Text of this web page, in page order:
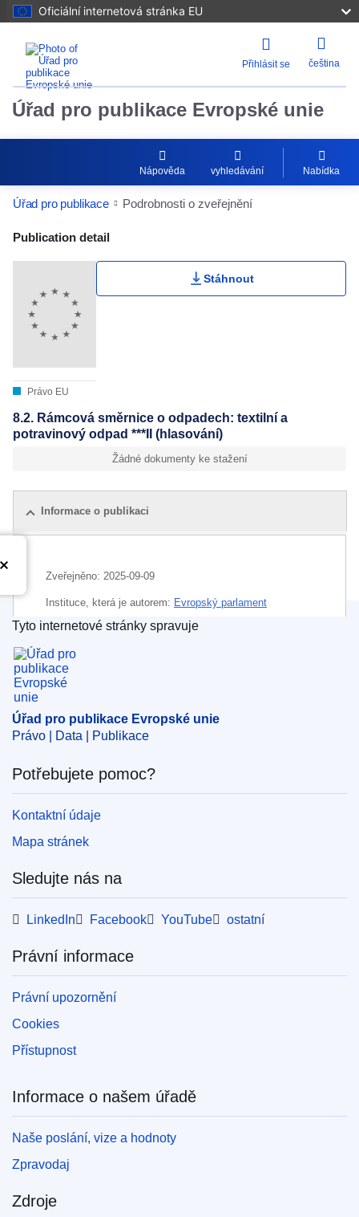
Oficiální internetová stránka EU
Přihlásit se čeština
Úřad pro publikace Evropské unie
Nápověda vyhledávání Nabídka
Úřad pro publikace Podrobnosti o zveřejnění
Publication Detail Actions Portlet
Publication detail
Právo EU
Stáhnout
8.2. Rámcová směrnice o odpadech: textilní a
potravinový odpad ***II (hlasování)
Žádné dokumenty ke stažení
Informace o publikaci
Zveřejněno: 2025-09-09
Instituce, která je autorem: Evropský parlament
Úřad pro publikace Evropské unie
Tyto internetové stránky spravuje
Úřad pro publikace Evropské unie
Právo | Data | Publikace
Potřebujete pomoc?
Kontaktní údaje
Mapa stránek
Sledujte nás na
LinkedIn Facebook YouTube ostatní
Právní informace
Právní upozornění
Cookies
Přístupnost
Informace o našem úřadě
Naše poslání, vize a hodnoty
Zpravodaj
Zdroje